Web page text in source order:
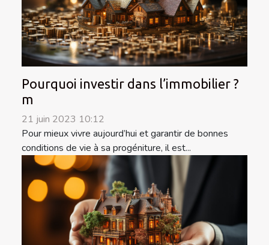
Pourquoi investir dans l’immobilier ?
m
21 juin 2023 10:12
Pour mieux vivre aujourd’hui et garantir de bonnes
conditions de vie à sa progéniture, il est...